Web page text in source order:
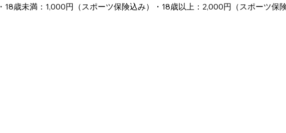
・18歳未満：1,000円（スポーツ保険込み）・18歳以上：2,000円（スポーツ保険